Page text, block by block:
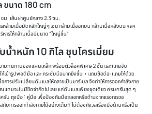
อกกำลังกาย MB1
ด้กว่า 250 kg.
ำหนักได้ 200 kg.
ได้ 150 kg.
ยกบาร์เบลเป็นชีวิตจิตใจ
นั่งออกกำลังกาย MB1
ล่นท่า Preacher Curl
าร Bicep
ท่า Leg Extension และ Leg Curl เพิ่มความแข็งแกร่ง